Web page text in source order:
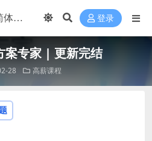
登录
案专家 | 更新完结
28 高薪课程